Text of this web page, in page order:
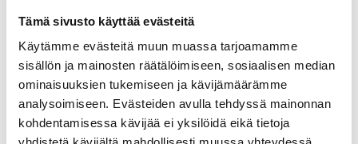
Tämä sivusto käyttää evästeitä
Käytämme evästeitä muun muassa tarjoamamme
sisällön ja mainosten räätälöimiseen, sosiaalisen median
ominaisuuksien tukemiseen ja kävijämäärämme
analysoimiseen. Evästeiden avulla tehdyssä mainonnan
kohdentamisessa kävijää ei yksilöidä eikä tietoja